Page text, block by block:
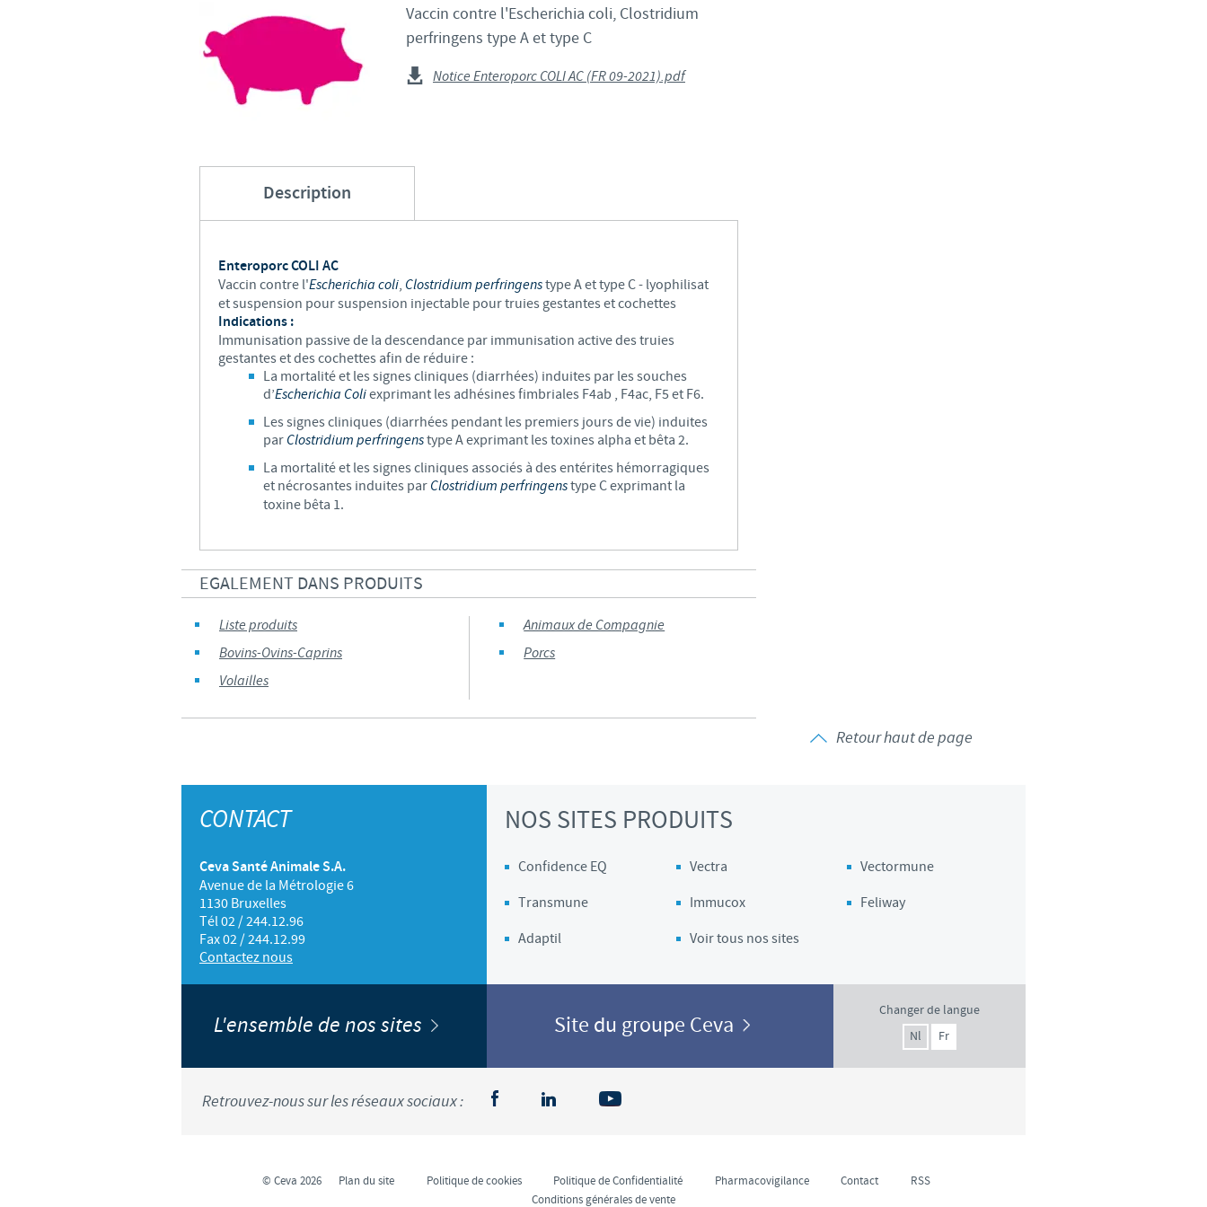
Bulgaria
Canada (EN)
Denmark
Egypt
Japan
Korea
Middle East
Philippines
Vous quittez le site pays pour accéder à un autre site du groupe.
Les contraintes réglementaires et les pratiques médicales varient d'un pays à un autre. En
conséquence, les informations disponibles du site sur lequel vous entrez pourraient ne pas être
pertinente à l'usage dans votre pays.
Vaccin contre l'Escherichia coli, Clostridium
perfringens type A et type C
Notice Enteroporc COLI AC (FR 09-2021).pdf
Description
Enteroporc COLI AC
Vaccin contre l'Escherichia coli, Clostridium perfringenstype A et type C - lyophilisat
et suspension pour suspension injectable pour truies gestantes et cochettes
Indications :
Immunisation passive de la descendance par immunisation active des truies
gestantes et des cochettes afin de réduire :
La mortalité et les signes cliniques (diarrhées) induites par les souches
d’Escherichia Coliexprimant les adhésines fimbriales F4ab , F4ac, F5 et F6.
Les signes cliniques (diarrhées pendant les premiers jours de vie) induites
par Clostridium perfringenstype A exprimant les toxines alpha et bêta 2.
La mortalité et les signes cliniques associés à des entérites hémorragiques
et nécrosantes induites par Clostridium perfringenstype C exprimant la
toxine bêta 1.
EGALEMENT DANS PRODUITS
Liste produits
Animaux de Compagnie
Bovins-Ovins-Caprins
Porcs
Volailles
Retour haut de page
CONTACT
Ceva Santé Animale S.A.
Avenue de la Métrologie 6
1130 Bruxelles
Tél 02 / 244.12.96
Fax 02 / 244.12.99
Contactez nous
NOS SITES PRODUITS
Confidence EQ Vectra
Vectormune
Transmune
Immucox
Feliway
Adaptil
Voir tous nos sites
L'ensemble de nos sites Site du groupe Ceva
Changer de langue
Nl
Fr
Retrouvez-nous sur les réseaux sociaux :
© Ceva 2026 Plan du site Politique de cookies Politique de Confidentialité Pharmacovigilance Contact
RSS
Conditions générales de vente